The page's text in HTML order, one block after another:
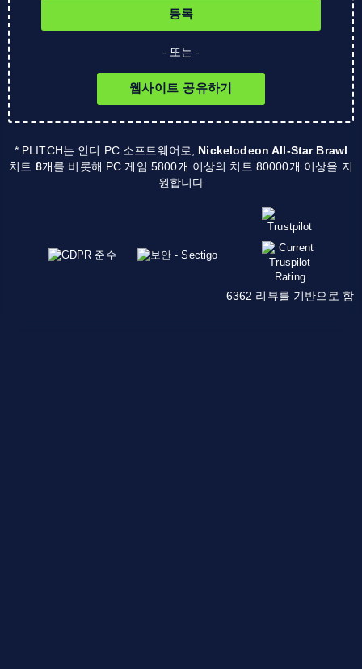
등록
- 또는 -
웹사이트 공유하기
* PLITCH는 인디 PC 소프트웨어로, Nickelodeon All-Star Brawl
치트 8개를 비롯해 PC 게임 5800개 이상의 치트 80000개 이상을 지
원합니다
6362 리뷰를 기반으로 함